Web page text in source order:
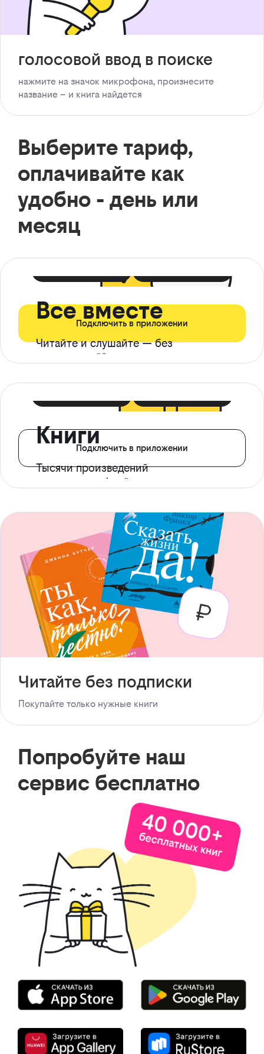
голосовой ввод в поиске
нажмите на значок микрофона, произнесите
название – и книга найдется
Выберите тариф,
оплачивайте как
удобно - день или
месяц
Все вместе
Читайте и слушайте — без
ограничений*
Подключить в приложении
Книги
Тысячи произведений
с доступом офлайн
Подключить в приложении
Читайте без подписки
Покупайте только нужные книги
Попробуйте наш
сервис бесплатно